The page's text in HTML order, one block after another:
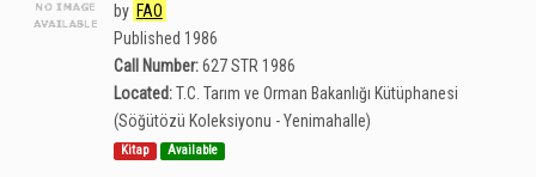
by FAO
Published 1986
Call Number:627 STR 1986
Located:T.C. Tarım ve Orman Bakanlığı Kütüphanesi
(Söğütözü Koleksiyonu - Yenimahalle)
Kitap Available